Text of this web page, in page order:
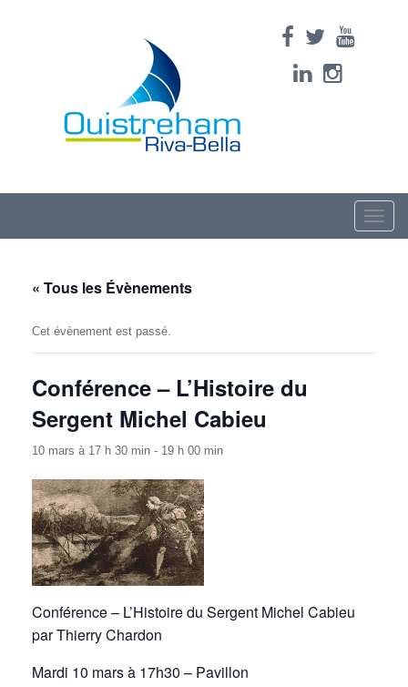
Toggle
« Tous les Évènements
Cet évènement est passé.
Conférence – L’Histoire du
Sergent Michel Cabieu
10 mars à 17 h 30 min - 19 h 00 min
Conférence – L’Histoire du Sergent Michel Cabieu
par Thierry Chardon
Mardi 10 mars à 17h30 – Pavillon